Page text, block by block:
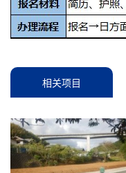
相关项目